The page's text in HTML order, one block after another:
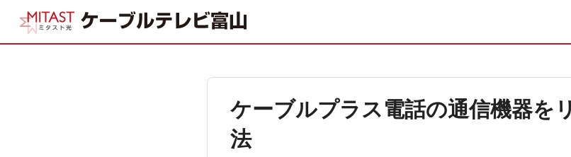
ケーブルプラス電話の通信機器を
法